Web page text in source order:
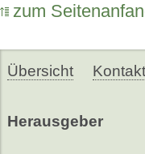
zum
Übersicht Kontakt
Herausgeber